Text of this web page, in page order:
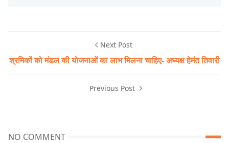
Next Post
श्रमिकों को मंडल की योजनाओं का लाभ मिलना चाहिए- अध्यक्ष हेमंत तिवारी
Previous Post
NO COMMENT